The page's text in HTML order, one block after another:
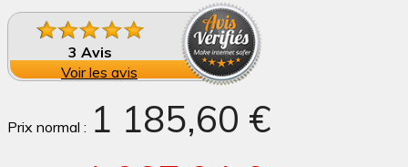
3 Avis
Voir les avis
Prix normal : 1 185,60 €